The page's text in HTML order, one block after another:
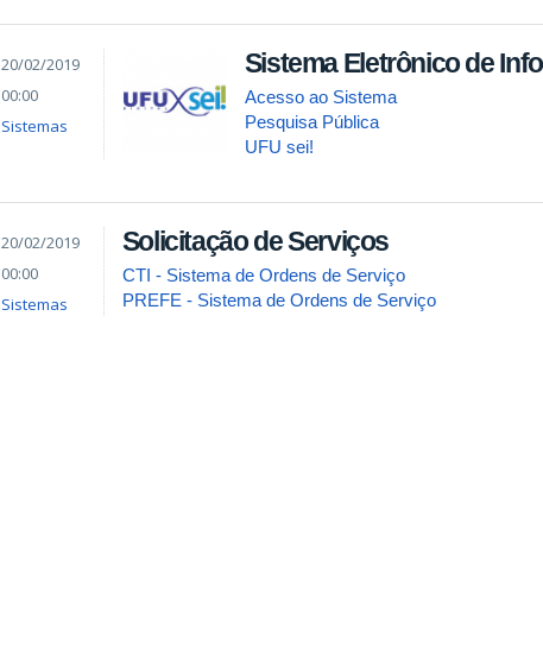
20/02/2019
00:00
Sistemas
Sistema Eletrônico de
Acesso ao Sistema
Pesquisa Pública
UFU sei!
20/02/2019
00:00
Sistemas
Solicitação de Serviços
CTI - Sistema de Ordens de Serviço
PREFE - Sistema de Ordens de Serviço